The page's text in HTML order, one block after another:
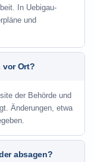
In Uebigau-
und
vor Ort?
der Behörde und
Änderungen, etwa
absagen?